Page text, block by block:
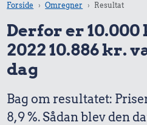
Forside Omregner Resultat
Derfor er 10.000
2022 10.886 kr.
dag
Bag om resultatet:
8,9 %. Sådan blev den